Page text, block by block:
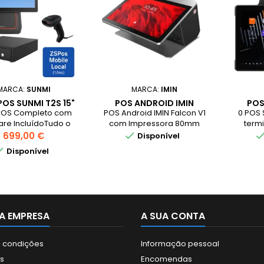
SUNMI
SUNMI T2S 15"
ZONERICH +
SUNMI NS021 +
ZSPOS MOBILE
LOCAL 1 ANO
Completo com
IncluídoTudo o
para começar
de dinheiro, leitor
Preço
699,00 €
Disponível
MARCA: IMIN
POS ANDROID IMIN
FALCON V1 COM
IMPRESSORA 80MM
POS Android IMIN Falcon V1
com Impressora 80mm
 Disponível
0 POS
para
EMPRESA
condições
A SUA CONTA
Informação pessoal
Encomendas